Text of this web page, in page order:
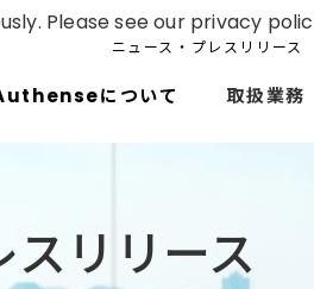
ニュース・プレスリリース
について 取扱業務
スリリース
Please see our privacy